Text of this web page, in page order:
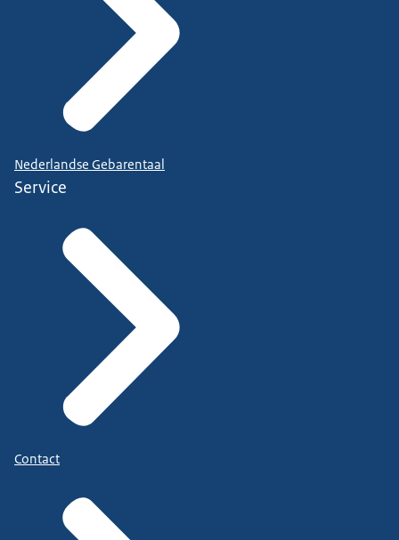
Nederlandse Gebarentaal
Service
Contact